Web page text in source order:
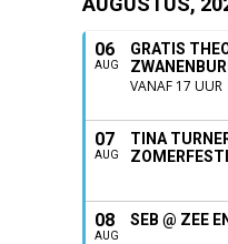
06
AUG
GRATIS
VANAF 17 UUR
07
AUG
TINA
08
AUG
SEB @ ZEE